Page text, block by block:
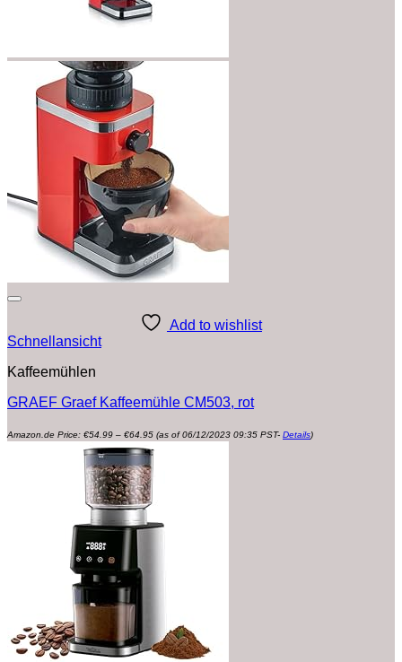
Add to wishlist
Schnellansicht
Kaffeemühlen
GRAEF Graef Kaffeemühle CM503, rot
Amazon.de Price: €54.99 – €64.95
Preisspanne:
€54.99
bis
€64.95
(as of 06/12/2023 09:35 PST- Details)